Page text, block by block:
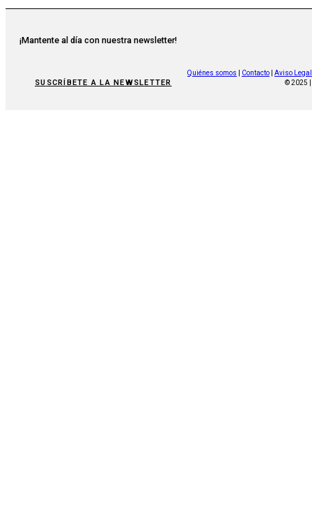
¡Mantente al día con nuestra newsletter!
SUSCRÍBETE A LA NEWSLETTER
Quiénes somos Contacto
Aviso Legal
© 2025